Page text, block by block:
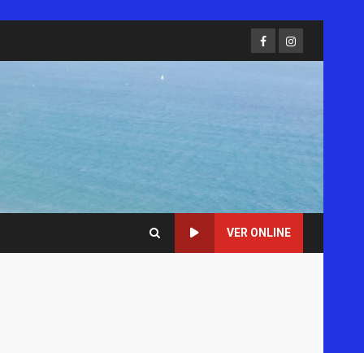
FacebookInstagram
VER ONLINE